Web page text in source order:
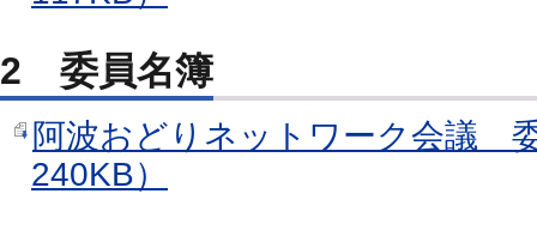
2 委員名簿
阿波おどりネットワーク会議
240KB）